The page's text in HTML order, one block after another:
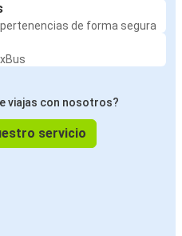
de forma segura
viajas con nosotros?
servicio